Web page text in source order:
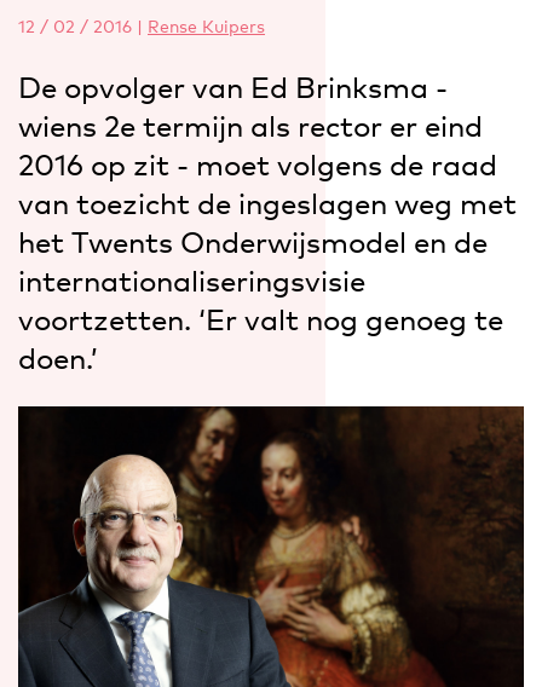
12 / 02 / 2016 | Rense Kuipers
De opvolger van Ed Brinksma -
wiens 2e termijn als rector er eind
2016 op zit - moet volgens de raad
van toezicht de ingeslagen weg met
het Twents Onderwijsmodel en de
internationaliseringsvisie
voortzetten. ‘Er valt nog genoeg te
doen.’